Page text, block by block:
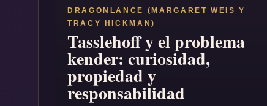
DRAGONLANCE (MARGARET WEIS Y
TRACY HICKMAN)
Tasslehoff y el problema
kender: curiosidad,
propiedad y
responsabilidad